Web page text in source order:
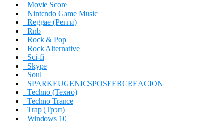
Movie Score
Nintendo Game Music
Reggae (Регги)
Rnb
Rock & Pop
Rock Alternative
Sci-fi
Skype
Soul
SPARKEUGENICSPOSEERCREACION
Techno (Техно)
Techno Trance
Trap (Трэп)
Windows 10